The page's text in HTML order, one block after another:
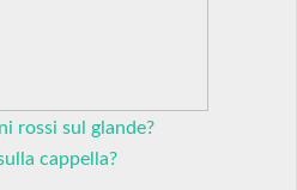
rossi sul glande?
cappella?